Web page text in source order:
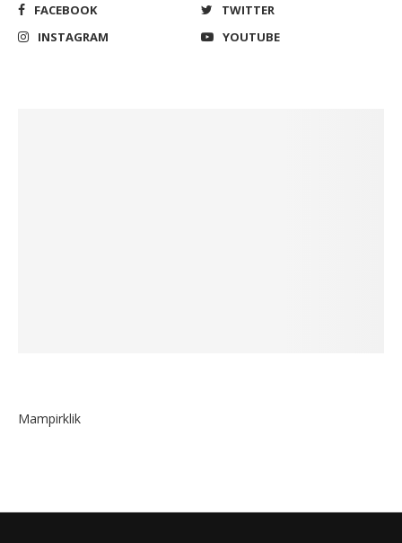
FACEBOOK
TWITTER
INSTAGRAM
YOUTUBE
Mampirklik